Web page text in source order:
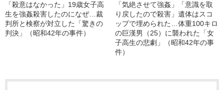
「殺意はなかった」19歳女子高
生を強姦殺害したのになぜ…裁
判所と検察が対立した「驚きの
判決」（昭和42年の事件）
「気絶させて強姦」「意識を取
り戻したので殺害」遺体はスコ
ップで埋められた…体重100キロ
の巨漢男（25）に襲われた「女
子高生の悲劇」（昭和42年の事
件）